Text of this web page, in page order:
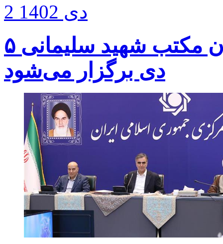
2 دی 1402
اختتامیه کنگره شعر و داستان مکتب شهید سلیمانی ۵
دی برگزار می‌شود